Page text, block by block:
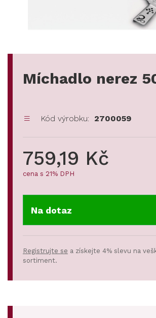
Míchadlo nerez
Kód výrobku: 2700059
759,19 Kč
cena s 21% DPH
Na dotaz
Registrujte se a získejte 4% slevu na
sortiment.